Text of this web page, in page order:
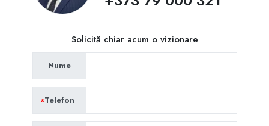
Solicită chiar acum o vizionare
Nume
Telefon